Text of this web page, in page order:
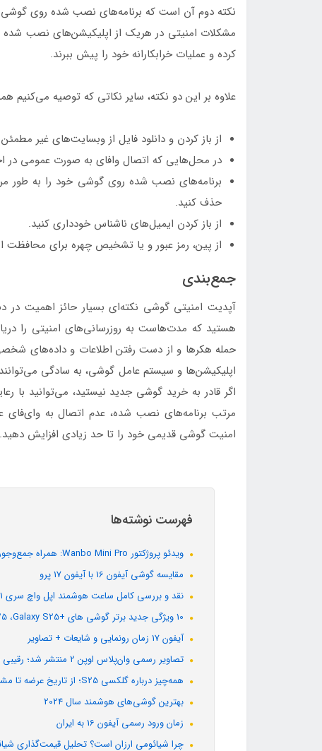
نکته دوم آن است که برنامه‌های نصب شده روی گوشی
مشکلات امنیتی در هریک از اپلیکیشن‌های نصب
کرده و عملیات خرابکارانه خود را پیش ببرند.
علاوه بر این دو نکته، سایر نکاتی که توصیه می‌کنیم
از باز کردن و دانلود فایل از وبسایت‌های غیر
در محل‌هایی که اتصال وا‌فای به صورت عمومی در
برنامه‌های نصب شده روی گوشی خود را به طور
حذف کنید.
از باز کردن ایمیل‌های ناشناس خودداری کنید.
از پین، رمز عبور و یا تشخیص چهره برای محافظت
جمع‌بندی
آپدیت امنیتی گوشی نکته‌ای بسیار حائز اهمیت
هستید که مدت‌هاست به روزرسانی‌های امنیتی را
حمله هکرها و از دست رفتن اطلاعات و داده‌های
اپلیکیشن‌ها و سیستم عامل گوشی، به سادگی
اگر قادر به خرید گوشی جدید نیستید، می‌توانید با
مرتب برنامه‌های نصب شده، عدم اتصال به وای‌فای
امنیت گوشی قدیمی خود را تا حد زیادی افزایش دهید.
فهرست نوشته‌ها
ویدئو پروژکتور Wanbo Mini Pro: همراه جمع‌وجور و مقرون‌به‌صرفه برای سینمای خانگی
مقایسه گوشی آیفون 16 با آیفون 17 پرو
نقد و بررسی کامل ساعت هوشمند اپل واچ سری 11
آیفون 17 زمان رونمایی و شایعات + تصاویر
تصاویر رسمی وان‌پلاس اوپن ۲ منتشر شد؛ رقیبی جدی برای گلکسی زد فولد سامسونگ
همه‌چیز درباره گلکسی S25؛ از تاریخ عرضه تا مشخصات + تصاویر لو رفته
بهترین گوشی‌های هوشمند سال 2024
زمان ورود رسمی آیفون 16 به ایران
چرا شیائومی ارزان است؟ تحلیل قیمت‌گذاری